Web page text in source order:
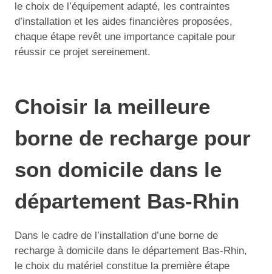
le choix de l’équipement adapté, les contraintes
d’installation et les aides financières proposées,
chaque étape revêt une importance capitale pour
réussir ce projet sereinement.
Choisir la meilleure
borne de recharge pour
son domicile dans le
département Bas-Rhin
Dans le cadre de l’installation d’une borne de
recharge à domicile dans le département Bas-Rhin,
le choix du matériel constitue la première étape